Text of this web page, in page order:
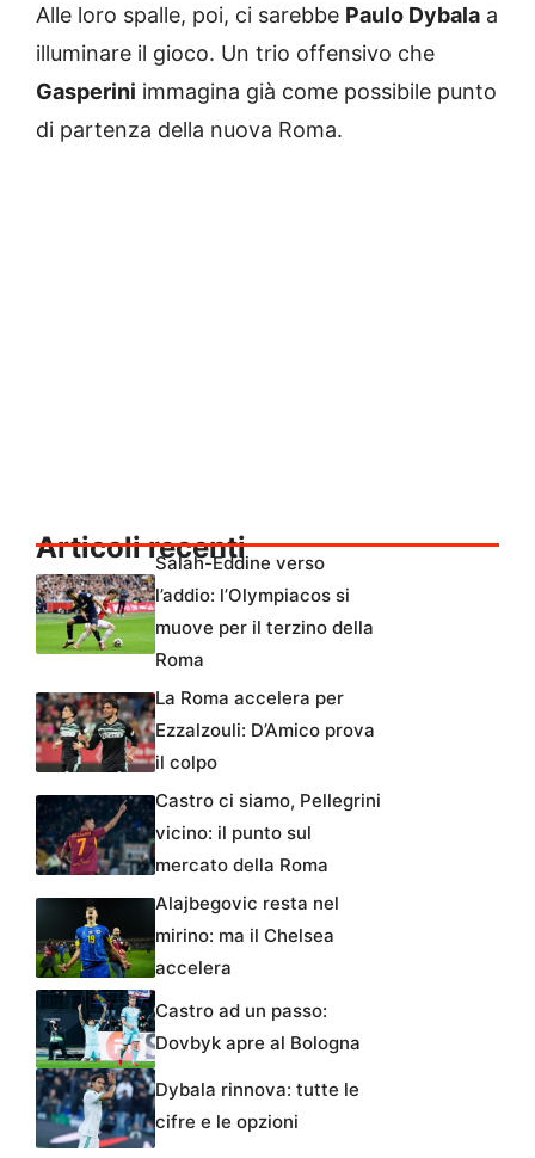
Alle loro spalle, poi, ci sarebbe Paulo Dybala a
illuminare il gioco. Un trio offensivo che
Gasperini immagina già come possibile punto
di partenza della nuova Roma.
Articoli recenti
Salah-Eddine verso
l’addio: l’Olympiacos si
muove per il terzino della
Roma
La Roma accelera per
Ezzalzouli: D’Amico prova
il colpo
Castro ci siamo, Pellegrini
vicino: il punto sul
mercato della Roma
Alajbegovic resta nel
mirino: ma il Chelsea
accelera
Castro ad un passo:
Dovbyk apre al Bologna
Dybala rinnova: tutte le
cifre e le opzioni